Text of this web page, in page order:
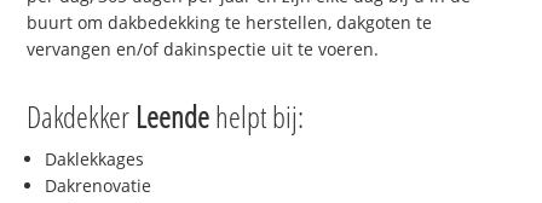
buurt om dakbedekking te herstellen, dakgoten te
vervangen en/of dakinspectie uit te voeren.
Dakdekker Leendehelpt bij:
Daklekkages
Dakrenovatie